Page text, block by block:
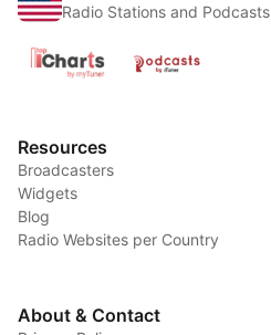
Radio Stations and Podcasts
Resources
Broadcasters
Widgets
Blog
Radio Websites per Country
About & Contact